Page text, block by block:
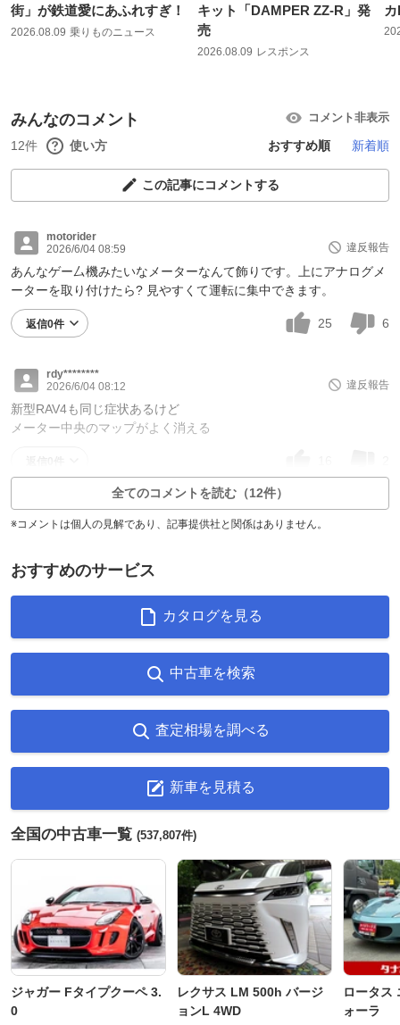
街」が鉄道愛にあふれすぎ！
2026.08.09 乗りものニュース
キット「DAMPER ZZ-R」発
売
2026.08.09 レスポンス
みんなのコメント コメント非表示
12件 使い方 おすすめ順 新着順
この記事にコメントする
motorider
2026/6/04 08:59
違反報告
あんなゲー厶機みたいなメーターなんて飾りです。上にアナログメ
ーターを取り付けたら? 見やすくて運転に集中できます。
返信0件 25 6
rdy********
2026/6/04 08:12
違反報告
新型RAV4も同じ症状あるけど
メーター中央のマップがよく消える
全てのコメントを読む（12件）
※コメントは個人の見解であり、記事提供社と関係はありません。
おすすめのサービス
カタログを見る
中古車を検索
査定相場を調べる
新車を見積る
全国の中古車一覧 (537,807件)
ジャガー Fタイプクーペ 3.
0
レクサス LM 500h バージ
ョンL 4WD
ロータス
ォーラ